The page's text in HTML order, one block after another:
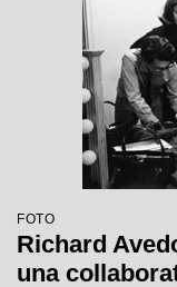
FOTO
Richard
una